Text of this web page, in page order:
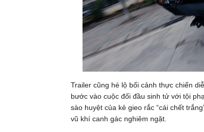
Trailer cũng hé lộ bối cảnh thực chiến
bước vào cuộc đối đầu sinh tử với tội
sào huyệt của kẻ gieo rắc “cái chết
vũ khí canh gác nghiêm ngặt.